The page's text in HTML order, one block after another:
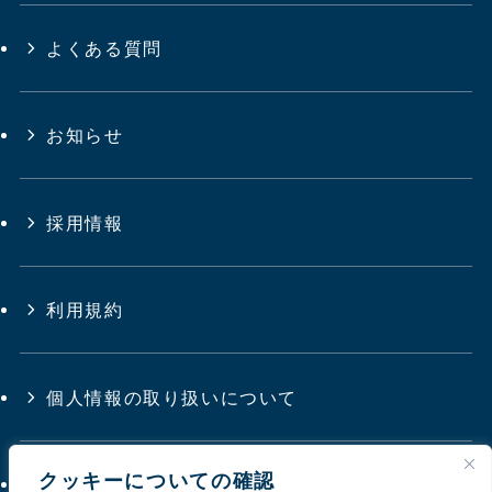
クッキーについての確認
よくある質問
お知らせ
採用情報
利用規約
個人情報の取り扱いについて
サイトマップ